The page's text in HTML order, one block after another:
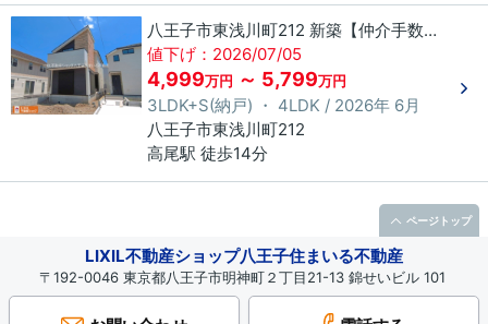
八王子市東浅川町212 新築【仲介手数料無料】
値下げ：2026/07/05
4,999万円 ～ 5,799万円
3LDK+S(納戸) ・ 4LDK / 2026年 6月
八王子市東浅川町212
高尾駅 徒歩14分
LIXIL不動産ショップ八王子住まいる不動産
〒192-0046 東京都八王子市明神町２丁目21-13 錦せいビル 101
ページトップ